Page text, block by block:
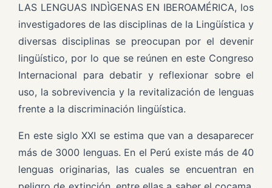
LAS LENGUAS INDÌGENAS EN IBEROAMÉRICA, los
investigadores de las disciplinas de la Lingüística y
diversas disciplinas se preocupan por el devenir
lingüístico, por lo que se reúnen en este Congreso
Internacional para debatir y reflexionar sobre el
uso, la sobrevivencia y la revitalización de lenguas
frente a la discriminación lingüística.
En este siglo XXI se estima que van a desaparecer
más de 3000 lenguas. En el Perú existe más de 40
lenguas originarias, las cuales se encuentran en